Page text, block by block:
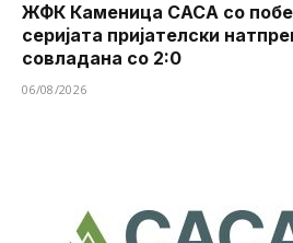
ЖФК Каменица САСА со
серијата пријателски
совладана со 2:0
06/08/2026